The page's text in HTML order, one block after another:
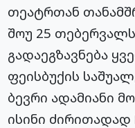
თეატრთან
შოუ 25
გადაეგზავნება
ფეისბუქის
ბევრი ადამიანი
ისინი ძირითადად